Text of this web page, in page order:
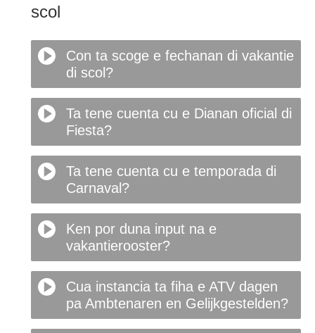
scol
Con ta scoge e fechanan di vakantie
di scol?
Ta tene cuenta cu e Dianan oficial di
Fiesta?
Ta tene cuenta cu e temporada di
Carnaval?
Ken por duna input na e
vakantierooster?
Cua instancia ta fiha e ATV dagen
pa Ambtenaren en Gelijkgestelden?